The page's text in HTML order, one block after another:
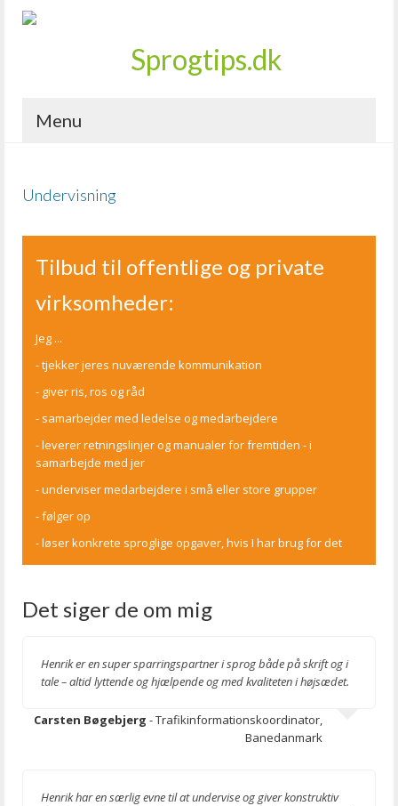
Menu
Undervisning
Tilbud til offentlige og private
virksomheder:
Jeg ...
- tjekker jeres nuværende kommunikation
- giver ris, ros og råd
- samarbejder med ledelse og medarbejdere
- leverer retningslinjer og manualer for fremtiden - i
samarbejde med jer
- underviser medarbejdere i små eller store grupper
- følger op
- løser konkrete sproglige opgaver, hvis I har brug for det
Det siger de om mig
Henrik er en super sparringspartner i sprog både på skrift og i
tale – altid lyttende og hjælpende og med kvaliteten i højsædet.
Carsten Bøgebjerg - Trafikinformationskoordinator,
Banedanmark
Henrik har en særlig evne til at undervise og giver konstruktiv